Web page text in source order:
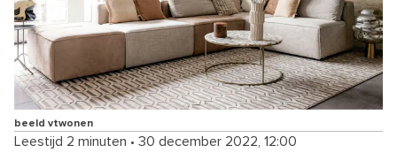
beeld vtwonen
Leestijd 2 minuten • 30 december 2022, 12:00